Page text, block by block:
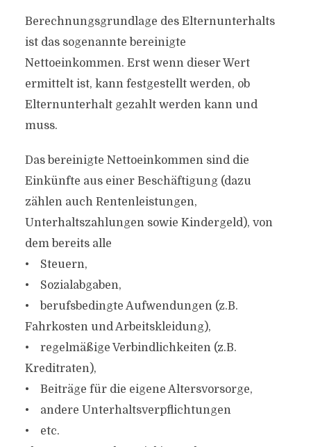
Berechnungsgrundlage des Elternunterhalts
ist das sogenannte bereinigte
Nettoeinkommen. Erst wenn dieser Wert
ermittelt ist, kann festgestellt werden, ob
Elternunterhalt gezahlt werden kann und
muss.
Das bereinigte Nettoeinkommen sind die
Einkünfte aus einer Beschäftigung (dazu
zählen auch Rentenleistungen,
Unterhaltszahlungen sowie Kindergeld), von
dem bereits alle
• Steuern,
• Sozialabgaben,
• berufsbedingte Aufwendungen (z.B.
Fahrkosten und Arbeitskleidung),
• regelmäßige Verbindlichkeiten (z.B.
Kreditraten),
• Beiträge für die eigene Altersvorsorge,
• andere Unterhaltsverpflichtungen
• etc.